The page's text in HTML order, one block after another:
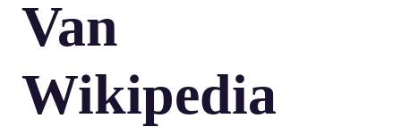
Van
Wikipedia